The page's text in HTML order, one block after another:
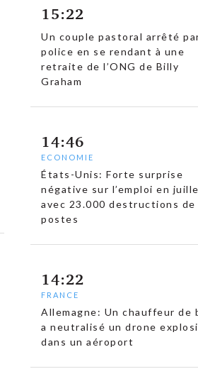
15:22
Un couple pastoral arrêté
police en se rendant à une
retraite de l’ONG de Billy
Graham
14:46
ECONOMIE
États-Unis: Forte surprise
négative sur l’emploi en
avec 23.000 destructions de
postes
14:22
FRANCE
Allemagne: Un chauffeur de
a neutralisé un drone
dans un aéroport